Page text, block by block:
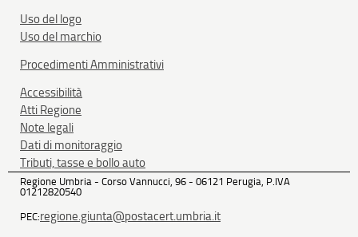
Uso del logo
Uso del marchio
Procedimenti Amministrativi
Accessibilità
Atti Regione
Note legali
Dati di monitoraggio
Tributi, tasse e bollo auto
Regione Umbria - Corso Vannucci, 96 - 06121 Perugia, P.IVA
01212820540
PEC:regione.giunta@postacert.umbria.it